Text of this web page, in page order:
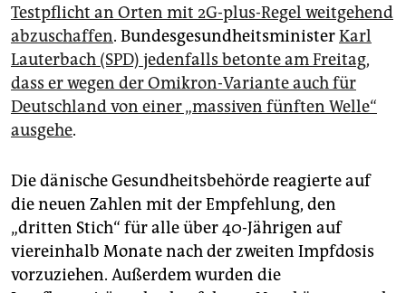
Testpflicht an Orten mit 2G-plus-Regel weitgehend
abzuschaffen. BundesgesundheitsministerKarl
Lauterbach (SPD) jedenfalls betonte am Freitag,
dass er wegen der Omikron-Variante auch für
Deutschland von einer „massiven fünften Welle“
ausgehe.
Die dänische Gesundheitsbehörde reagierte auf
die neuen Zahlen mit der Empfehlung, den
„dritten Stich“ für alle über 40-Jährigen auf
viereinhalb Monate nach der zweiten Impfdosis
vorzuziehen. Außerdem wurden die